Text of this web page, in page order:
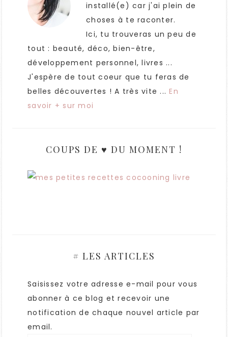
installé(e) car j'ai plein de
choses à te raconter.
Ici, tu trouveras un peu de
tout : beauté, déco, bien-être,
développement personnel, livres ...
J'espère de tout coeur que tu feras de
belles découvertes ! A très vite ...En
savoir + sur moi
COUPS DE ♥ DU MOMENT !
# LES ARTICLES
Saisissez votre adresse e-mail pour vous
abonner à ce blog et recevoir une
notification de chaque nouvel article par
email.